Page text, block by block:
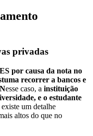
privadas
por causa da nota no
recorrer a bancos e
esse caso, a instituição
e o estudante
um detalhe
altos do que no